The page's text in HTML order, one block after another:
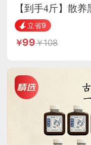
【到手4斤】散
立省9
99 108